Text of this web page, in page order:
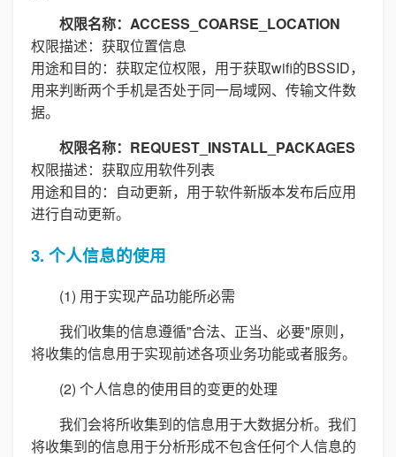
权限名称：ACCESS_COARSE_LOCATION
权限描述：获取位置信息
用途和目的：获取定位权限，用于获取wifi的BSSID，
用来判断两个手机是否处于同一局域网、传输文件数
据。
权限名称：REQUEST_INSTALL_PACKAGES
权限描述：获取应用软件列表
用途和目的：自动更新，用于软件新版本发布后应用
进行自动更新。
3. 个人信息的使用
(1) 用于实现产品功能所必需
我们收集的信息遵循"合法、正当、必要"原则，
将收集的信息用于实现前述各项业务功能或者服务。
(2) 个人信息的使用目的变更的处理
我们会将所收集到的信息用于大数据分析。我们
将收集到的信息用于分析形成不包含任何个人信息的